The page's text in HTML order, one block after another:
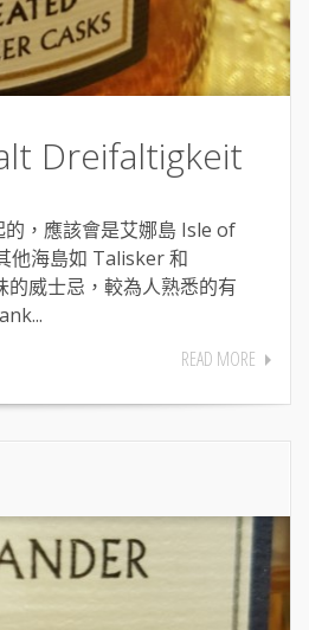
Dreifaltigkeit
，應該會是艾娜島 Isle of
他海島如 Talisker 和
威士忌，較為人熟悉的有
READ MORE